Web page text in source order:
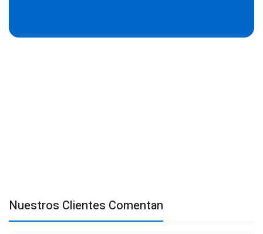
Nuestros Clientes Comentan